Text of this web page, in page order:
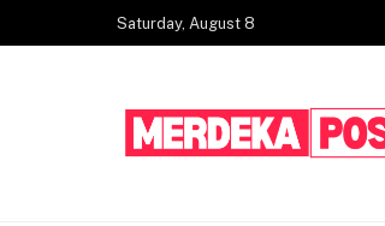
Saturday, August 8